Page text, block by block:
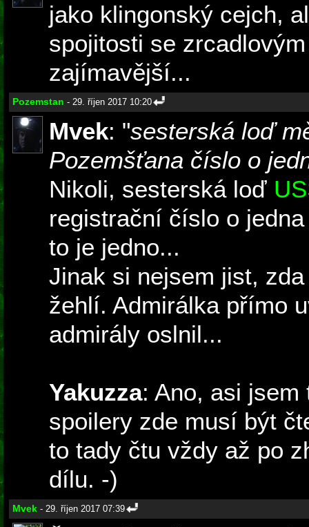
jako klingonský cejch,
spojitosti se
zajímavější...
Pozemstan - 29. říjen 2017 10:20
Mvek: "sesterská loď
Pozemšťana číslo o
Nikoli, sesterská loď
registrační číslo o
to je jedno...
Jinak si nejsem jist,
žehlí. Admirálka přímo
admirály oslnil...
Yakuzza: Ano, asi jsem
spoilery zde musí být
to tady čtu vždy až po
dílu. -)
Mvek - 29. říjen 2017 07:39